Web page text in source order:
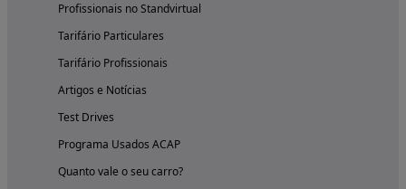
Profissionais no Standvirtual
Tarifário Particulares
Tarifário Profissionais
Artigos e Notícias
Test Drives
Programa Usados ACAP
Quanto vale o seu carro?